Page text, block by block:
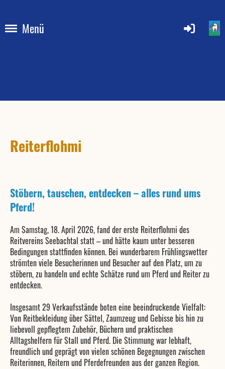
Menü
Reiterflohmi
Stöbern, tauschen, entdecken – alles rund ums
Pferd!
Am Samstag, 18. April 2026, fand der erste Reiterflohmi des
Reitvereins Seebachtal statt – und hätte kaum unter besseren
Bedingungen stattfinden können. Bei wunderbarem Frühlingswetter
strömten viele Besucherinnen und Besucher auf den Platz, um zu
stöbern, zu handeln und echte Schätze rund um Pferd und Reiter zu
entdecken.
Insgesamt 29 Verkaufsstände boten eine beeindruckende Vielfalt:
Von Reitbekleidung über Sättel, Zaumzeug und Gebisse bis hin zu
liebevoll gepflegtem Zubehör, Büchern und praktischen
Alltagshelfern für Stall und Pferd. Die Stimmung war lebhaft,
freundlich und geprägt von vielen schönen Begegnungen zwischen
Reiterinnen, Reitern und Pferdefreunden aus der ganzen Region.